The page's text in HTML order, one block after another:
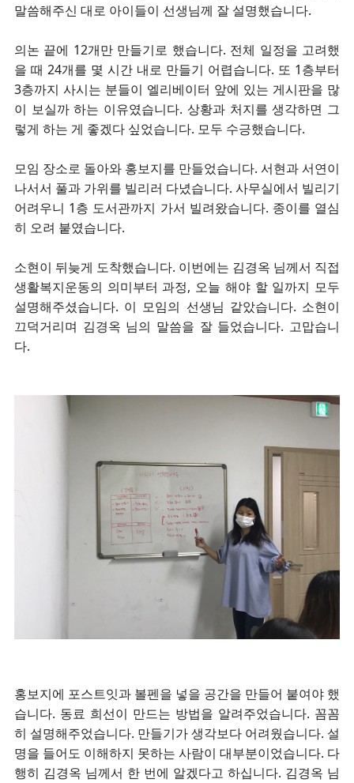
말씀해주신 대로 아이들이 선생님께 잘 설명했습니다.
의논 끝에 12개만 만들기로 했습니다. 전체 일정을 고려했
을 때 24개를 몇 시간 내로 만들기 어렵습니다. 또 1층부터
3층까지 사시는 분들이 엘리베이터 앞에 있는 게시판을 많
이 보실까 하는 이유였습니다. 상황과 처지를 생각하면 그
렇게 하는 게 좋겠다 싶었습니다. 모두 수긍했습니다.
모임 장소로 돌아와 홍보지를 만들었습니다. 서현과 서연이
나서서 풀과 가위를 빌리러 다녔습니다. 사무실에서 빌리기
어려우니 1층 도서관까지 가서 빌려왔습니다. 종이를 열심
히 오려 붙였습니다.
소현이 뒤늦게 도착했습니다. 이번에는 김경옥 님께서 직접
생활복지운동의 의미부터 과정, 오늘 해야 할 일까지 모두
설명해주셨습니다. 이 모임의 선생님 같았습니다. 소현이
끄덕거리며 김경옥 님의 말씀을 잘 들었습니다. 고맙습니
다.
홍보지에 포스트잇과 볼펜을 넣을 공간을 만들어 붙여야 했
습니다. 동료 희선이 만드는 방법을 알려주었습니다. 꼼꼼
히 설명해주었습니다. 만들기가 생각보다 어려웠습니다. 설
명을 들어도 이해하지 못하는 사람이 대부분이었습니다. 다
행히 김경옥 님께서 한 번에 알겠다고 하십니다. 김경옥 님